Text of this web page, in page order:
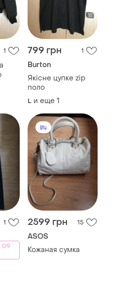
1 799 грн 1
Burton
Якісне цупке zip
поло
L и еще 1
1
09
2599 грн 15
ASOS
Кожаная сумка